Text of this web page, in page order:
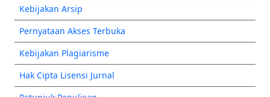
Kebijakan Arsip
Pernyataan Akses Terbuka
Kebijakan Plagiarisme
Hak Cipta Lisensi Jurnal